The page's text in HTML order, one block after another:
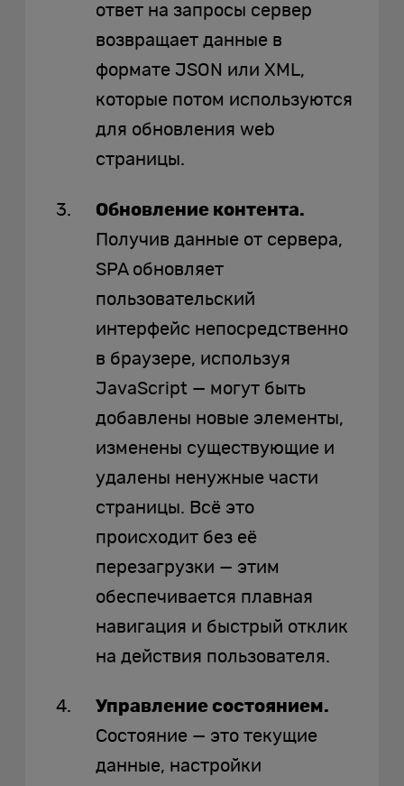
ответ на запросы сервер
возвращает данные в
формате JSON или XML,
которые потом используются
для обновления web
страницы.
Обновление контента.
Получив данные от сервера,
SPA обновляет
пользовательский
интерфейс непосредственно
в браузере, используя
JavaScript — могут быть
добавлены новые элементы,
изменены существующие и
удалены ненужные части
страницы. Всё это
происходит без её
перезагрузки — этим
обеспечивается плавная
навигация и быстрый отклик
на действия пользователя.
Управление состоянием.
Состояние — это текущие
данные, настройки